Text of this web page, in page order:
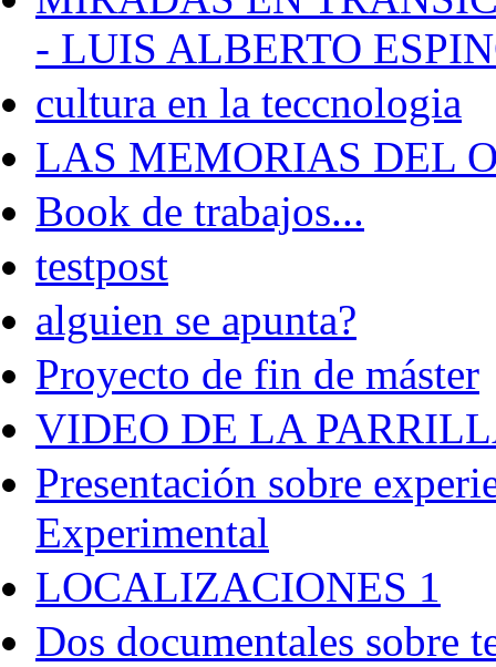
- LUIS ALBERTO
cultura en la teccnologia
LAS MEMORIAS DEL
Book de trabajos...
testpost
alguien se apunta?
Proyecto de fin de máster
VIDEO DE LA
Presentación sobre
Experimental
LOCALIZACIONES 1
Dos documentales sobre